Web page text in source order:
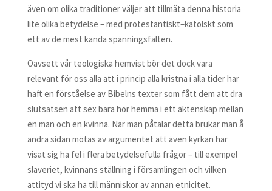
även om olika traditioner väljer att tillmäta denna historia
lite olika betydelse – med protestantiskt–katolskt som
ett av de mest kända spänningsfälten.
Oavsett vår teologiska hemvist bör det dock vara
relevant för oss alla att i princip alla kristna i alla tider har
haft en förståelse av Bibelns texter som fått dem att dra
slutsatsen att sex bara hör hemma i ett äktenskap mellan
en man och en kvinna. När man påtalar detta brukar man å
andra sidan mötas av argumentet att även kyrkan har
visat sig ha fel i flera betydelsefulla frågor – till exempel
slaveriet, kvinnans ställning i församlingen och vilken
attityd vi ska ha till människor av annan etnicitet.